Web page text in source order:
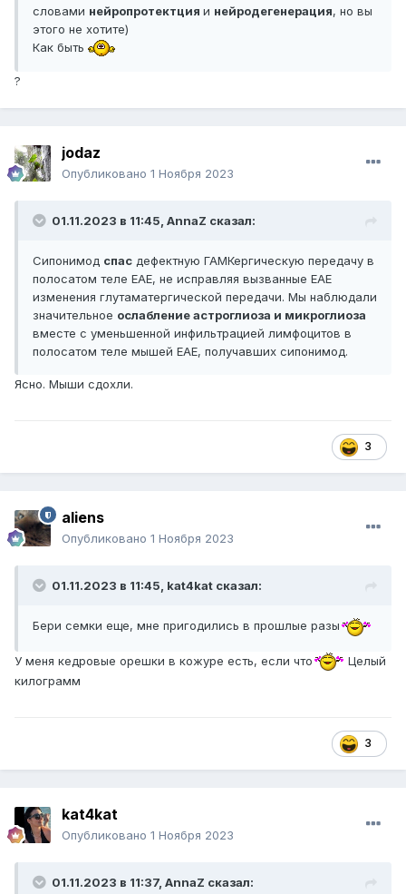
словами нейропротектция и нейродегенерация, но вы
этого не хотите)
Как быть
?
jodaz
Опубликовано 1 Ноября 2023
01.11.2023 в 11:45, AnnaZ сказал:
Сипонимод спас дефектную ГАМКергическую передачу в
полосатом теле EAE, не исправляя вызванные EAE
изменения глутаматергической передачи. Мы наблюдали
значительное ослабление астроглиоза и микроглиоза
вместе с уменьшенной инфильтрацией лимфоцитов в
полосатом теле мышей EAE, получавших сипонимод.
Ясно. Мыши сдохли.
3
aliens
Опубликовано 1 Ноября 2023
01.11.2023 в 11:45, kat4kat сказал:
Бери семки еще, мне пригодились в прошлые разы
У меня кедровые орешки в кожуре есть, если что
Целый
килограмм
3
kat4kat
Опубликовано 1 Ноября 2023
01.11.2023 в 11:37, AnnaZ сказал: